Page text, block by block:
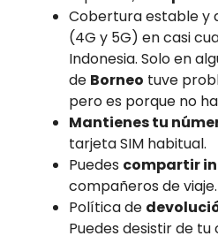
Cobertura estable y
(4G y 5G) en casi
Indonesia. Solo en
de Borneo tuve
pero es porque no
Mantienes tu
tarjeta SIM habitual.
Puedes compartir
compañeros de viaje.
Política de
Puedes desistir de